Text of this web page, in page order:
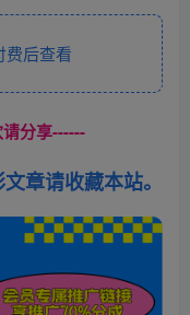
后查看
分享------
章请收藏本站。